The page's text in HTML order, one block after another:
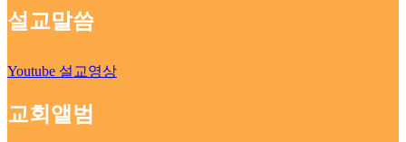
설교말씀
Youtube 설교영상
교회앨범